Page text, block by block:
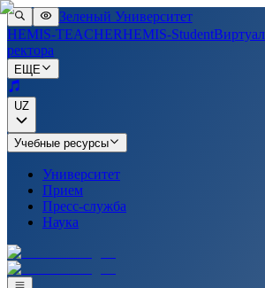
Зеленый Университет
HEMIS-TEACHERHEMIS-Student
ректора
ЕЩЕ
UZ
Учебные ресурсы
Университет
Прием
Пресс-служба
Наука